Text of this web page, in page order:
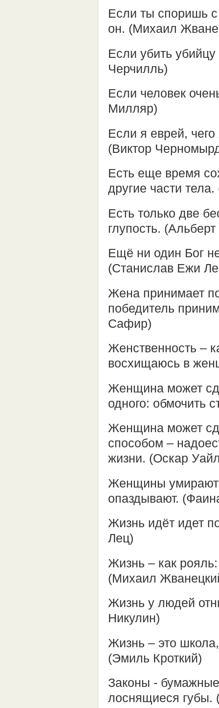
Если ты споришь
он. (Михаил
Если убить
Черчилль)
Если человек
Милляр)
Если я еврей,
(Виктор
Есть еще время
другие части
Есть только две
глупость.
Ещё ни один Бог
(Станислав Ежи
Жена принимает
победитель
Сафир)
Женственность –
восхищаюсь в
Женщина может
одного: обмочить
Женщина может
способом –
жизни. (Оскар
Женщины умирают
опаздывают.
Жизнь идёт идет
Лец)
Жизнь – как
(Михаил
Жизнь у людей
Никулин)
Жизнь – это
(Эмиль Кроткий)
Законы -
лоснящиеся губы.